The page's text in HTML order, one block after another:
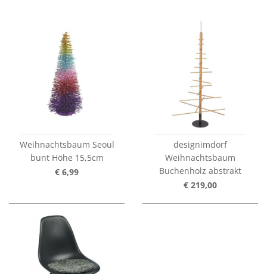
Weihnachtsbaum Seoul
bunt Höhe 15,5cm
€ 6,99
designimdorf
Weihnachtsbaum
Buchenholz abstrakt
€ 219,00